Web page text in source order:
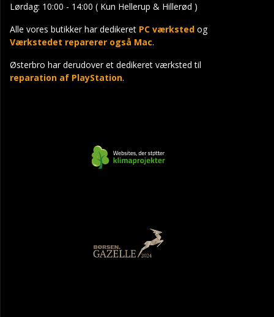
Lørdag: 10:00 - 14:00 ( Kun Hellerup & Hillerød )
Alle vores butikker har dedikeret PC værksted og
Værkstedet reparerer også Mac.
Østerbro har derudover et dedikeret værksted til
reparation af PlayStation.